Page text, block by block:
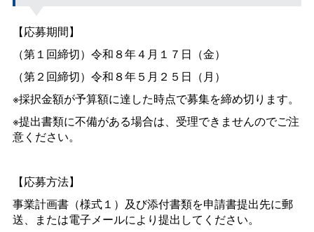
【応募期間】
（第１回締切）令和８年４月１７日（金）
（第２回締切）令和８年５月２５日（月）
※採択金額が予算額に達した時点で募集を締め切ります。
※提出書類に不備がある場合は、受理できませんのでご注
意ください。
【応募方法】
事業計画書（様式１）及び添付書類を申請書提出先に郵
送、または電子メールにより提出してください。